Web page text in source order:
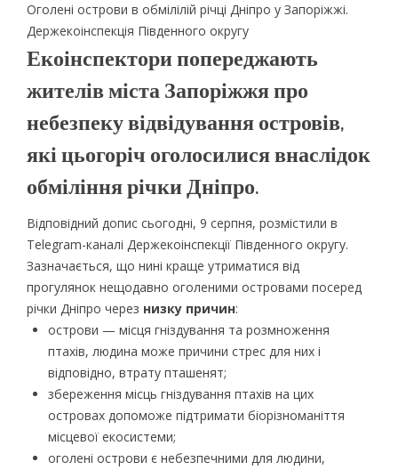
Оголені острови в обмілілій річці Дніпро у Запоріжжі.
Держекоінспекція Південного округу
Екоінспектори попереджають
жителів міста Запоріжжя про
небезпеку відвідування островів,
які цьогоріч оголосилися внаслідок
обміління річки Дніпро.
Відповідний допис сьогодні, 9 серпня, розмістили в
Telegram-каналі Держекоінспекції Південного округу.
Зазначається, що нині краще утриматися від
прогулянок нещодавно оголеними островами посеред
річки Дніпро через низку причин:
острови — місця гніздування та розмноження
птахів, людина може причини стрес для них і
відповідно, втрату пташенят;
збереження місць гніздування птахів на цих
островах допоможе підтримати біорізноманіття
місцевої екосистеми;
оголені острови є небезпечними для людини,